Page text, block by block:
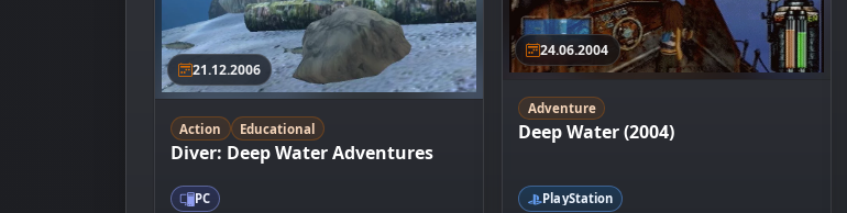
21.12.2006
Action Educational
Diver: Deep Water Adventures
PC
24.06.2004
Adventure
Deep Water (2004)
PlayStation